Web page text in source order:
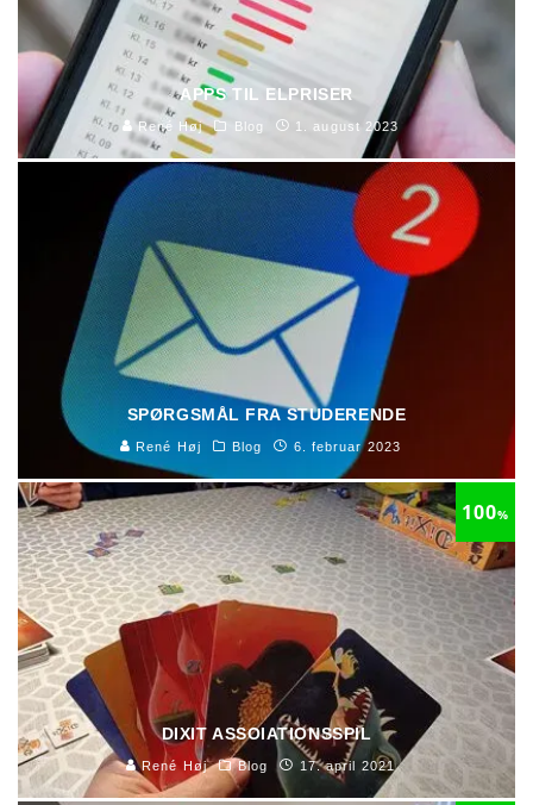
APPS TIL ELPRISER
René Høj Blog 1. august 2023
SPØRGSMÅL FRA STUDERENDE
René Høj Blog 6. februar 2023
100%
DIXIT ASSOIATIONSSPIL
René Høj Blog 17. april 2021